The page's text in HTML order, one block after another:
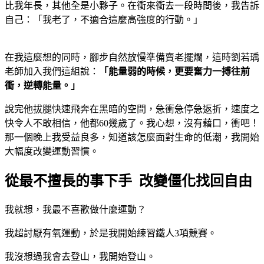
比我年長，其他全是小夥子。在衝來衝去一段時間後，我告訴
自己：「我老了，不適合這麼高強度的行動。」
在我這麼想的同時，腳步自然放慢準備賣老擺爛，這時劉若瑀
老師加入我們這組說：
「能量弱的時候，更要奮力一搏往前
衝，逆轉能量。」
說完他拔腿快速飛奔在黑暗的空間，急衝急停急返折，速度之
快令人不敢相信，他都60幾歲了。我心想，沒有藉口，衝吧！
那一個晚上我受益良多，知道該怎麼面對生命的低潮，我開始
大幅度改變運動習慣。
從最不擅長的事下手 改變僵化找回自由
我就想，我最不喜歡做什麼運動？
我超討厭有氧運動，於是我開始練習鐵人3項競賽。
我沒想過我會去登山，我開始登山。